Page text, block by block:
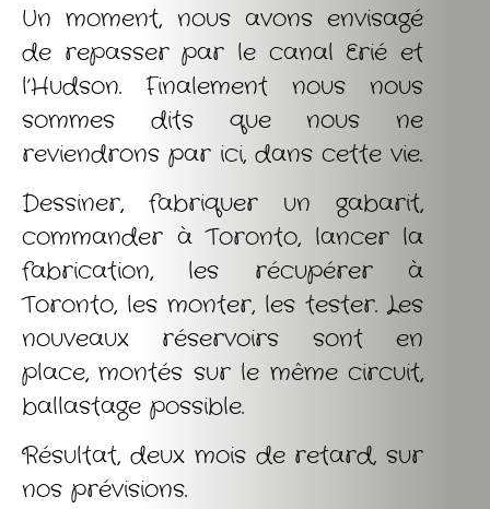
Un moment, nous avons envisagé
de repasser par le canal Erié et
l’Hudson. Finalement nous nous
sommes dits que nous ne
reviendrons par ici, dans cette vie.
Dessiner, fabriquer un gabarit,
commander à Toronto, lancer la
fabrication, les récupérer à
Toronto, les monter, les tester. Les
nouveaux réservoirs sont en
place, montés sur le même circuit,
ballastage possible.
Résultat, deux mois de retard, sur
nos prévisions.